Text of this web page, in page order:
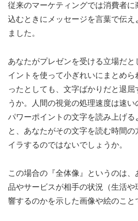
従来のマーケティングでは消費者に
込むときにメッセージを言葉で伝え
ました。
あなたがプレゼンを受ける立場だ
イントを使って小ぎれいにまとめ
ったとしても、文字ばかりだと退屈
うか。人間の視覚の処理速度は速
パワーポイントの文字を読み上げる
と、あなたがその文字を読む時間の
イラするのではないでしょうか。
この場合の『全体像』というのは
品やサービスが相手の状況（生活
響するのかを示した画像や絵のこと